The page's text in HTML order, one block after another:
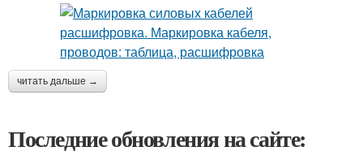
читать дальше →
Последние обновления на сайте: